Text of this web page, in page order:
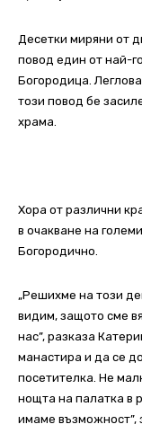
Десетки миряни от
повод един от най-
Богородица.
този повод бе
храма.
Хора от различни
в очакване на
Богородично.
„Решихме на този
видим, защото сме
нас”, разказа
манастира и да се
посетителка. Не
нощта на палатка в
имаме възможност”,